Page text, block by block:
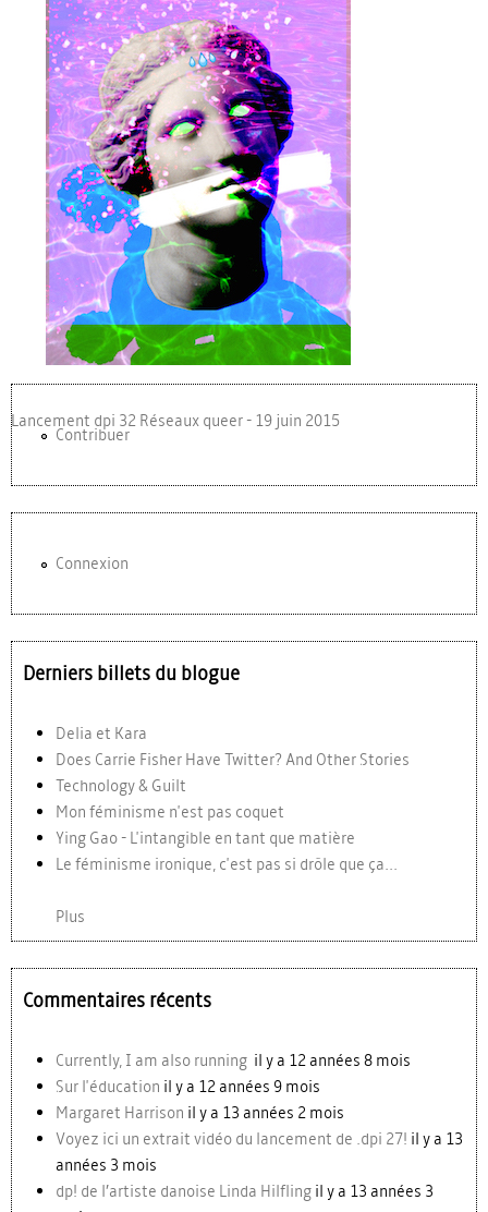
pub.jpg
Lancement dpi 32 Réseaux queer - 19 juin 2015
Contribuer
Connexion
Derniers billets du blogue
Delia et Kara
Does Carrie Fisher Have Twitter? And Other Stories
Technology & Guilt
Mon féminisme n'est pas coquet
Ying Gao - L'intangible en tant que matière
Le féminisme ironique, c'est pas si drôle que ça...
Plus
Commentaires récents
Currently, I am also running il y a 12 années 8 mois
Sur l'éducation il y a 12 années 9 mois
Margaret Harrison il y a 13 années 2 mois
Voyez ici un extrait vidéo du lancement de .dpi 27! il y a 13
années 3 mois
dp! de l’artiste danoise Linda Hilfling il y a 13 années 3